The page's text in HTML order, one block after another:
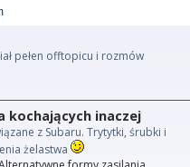
pełen offtopicu i rozmów
kochających inaczej
z Subaru. Trytytki, śrubki i
żelastwa